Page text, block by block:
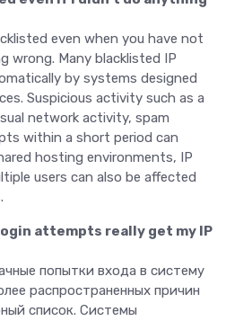
even when you have not
wrong. Many blacklisted IP
by systems designed
Suspicious activity such as a
network activity, spam
within a short period can
hosting environments, IP
users can also be affected
attempts really get my IP
попытки входа в систему
распространенных причин
список. Системы